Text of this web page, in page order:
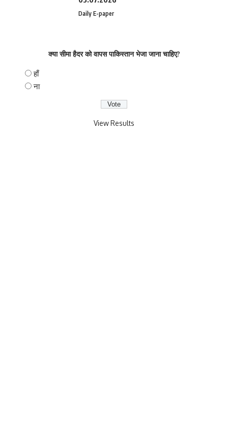
Daily E-paper
क्या सीमा हैदर को वापस पाकिस्तान भेजा जाना चाहिए?
हाँ
ना
View Results